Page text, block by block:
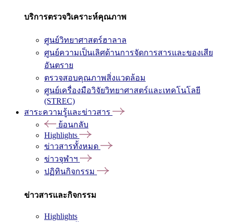
บริการตรวจวิเคราะห์คุณภาพ
ศูนย์วิทยาศาสตร์ฮาลาล
ศูนย์ความเป็นเลิศด้านการจัดการสารและของเสีย
อันตราย
ตรวจสอบคุณภาพสิ่งแวดล้อม
ศูนย์เครื่องมือวิจัยวิทยาศาสตร์และเทคโนโลยี
(STREC)
สาระความรู้และข่าวสาร
ย้อนกลับ
Highlights
ข่าวสารทั้งหมด
ข่าวจุฬาฯ
ปฏิทินกิจกรรม
ข่าวสารและกิจกรรม
Highlights